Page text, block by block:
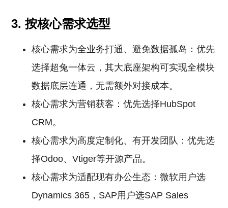
3. 按核心需求选型
核心需求为全业务打通、避免数据孤岛：优先
选择超兔一体云，其大底座架构可实现全模块
数据底层连通，无需额外对接成本。
核心需求为营销获客：优先选择HubSpot
CRM。
核心需求为高度定制化、有开发团队：优先选
择Odoo、Vtiger等开源产品。
核心需求为适配现有办公生态：微软用户选
Dynamics 365，SAP用户选SAP Sales